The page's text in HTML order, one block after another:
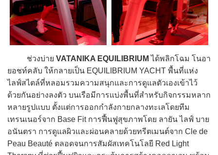
ช่วงบ่าย VATANIKA EQUILIBRIUM ได้พลิกโฉม โนอา
ยอชท์คลับ ให้กลายเป็น EQUILIBRIUM YACHT พื้นที่แห่ง
ไลฟ์สไตล์ที่หลอมรวมความสนุกและการดูแลตัวเองเข้าไว้
ด้วยกันอย่างลงตัว บนเรือมีการแบ่งพื้นที่สำหรับกิจกรรมหลาก
หลายรูปแบบ ตั้งแต่การออกกำลังกายกลางทะเลโดยทีม
เทรนเนอร์จาก Base Fit การฟื้นฟูสุขภาพโดย ลายัน ไลฟ์ บาย
อนันตรา การดูแลผิวและผ่อนคลายด้วยทรีตเมนต์จาก Cle de
Peau Beauté ตลอดจนการสัมผัสเทคโนโลยี Red Light